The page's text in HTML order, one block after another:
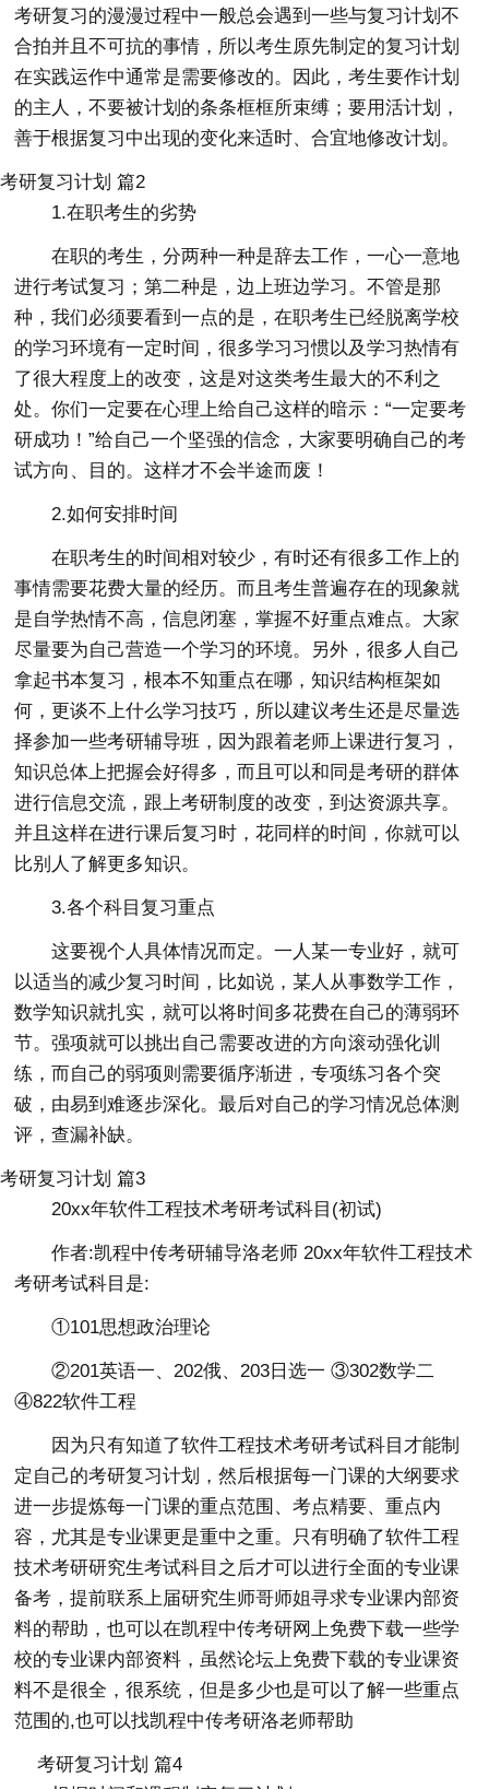
考研复习的漫漫过程中一般总会遇到一些与复习计划不
合拍并且不可抗的事情，所以考生原先制定的复习计划
在实践运作中通常是需要修改的。因此，考生要作计划
的主人，不要被计划的条条框框所束缚；要用活计划，
善于根据复习中出现的变化来适时、合宜地修改计划。
考研复习计划 篇2
1.在职考生的劣势
在职的考生，分两种一种是辞去工作，一心一意地
进行考试复习；第二种是，边上班边学习。不管是那
种，我们必须要看到一点的是，在职考生已经脱离学校
的学习环境有一定时间，很多学习习惯以及学习热情有
了很大程度上的改变，这是对这类考生最大的不利之
处。你们一定要在心理上给自己这样的暗示：“一定要考
研成功！”给自己一个坚强的信念，大家要明确自己的考
试方向、目的。这样才不会半途而废！
2.如何安排时间
在职考生的时间相对较少，有时还有很多工作上的
事情需要花费大量的经历。而且考生普遍存在的现象就
是自学热情不高，信息闭塞，掌握不好重点难点。大家
尽量要为自己营造一个学习的环境。另外，很多人自己
拿起书本复习，根本不知重点在哪，知识结构框架如
何，更谈不上什么学习技巧，所以建议考生还是尽量选
择参加一些考研辅导班，因为跟着老师上课进行复习，
知识总体上把握会好得多，而且可以和同是考研的群体
进行信息交流，跟上考研制度的改变，到达资源共享。
并且这样在进行课后复习时，花同样的时间，你就可以
比别人了解更多知识。
3.各个科目复习重点
这要视个人具体情况而定。一人某一专业好，就可
以适当的减少复习时间，比如说，某人从事数学工作，
数学知识就扎实，就可以将时间多花费在自己的薄弱环
节。强项就可以挑出自己需要改进的方向滚动强化训
练，而自己的弱项则需要循序渐进，专项练习各个突
破，由易到难逐步深化。最后对自己的学习情况总体测
评，查漏补缺。
考研复习计划 篇3
20xx年软件工程技术考研考试科目(初试)
作者:凯程中传考研辅导洛老师 20xx年软件工程技术
考研考试科目是:
①101思想政治理论
②201英语一、202俄、203日选一 ③302数学二
④822软件工程
因为只有知道了软件工程技术考研考试科目才能制
定自己的考研复习计划，然后根据每一门课的大纲要求
进一步提炼每一门课的重点范围、考点精要、重点内
容，尤其是专业课更是重中之重。只有明确了软件工程
技术考研研究生考试科目之后才可以进行全面的专业课
备考，提前联系上届研究生师哥师姐寻求专业课内部资
料的帮助，也可以在凯程中传考研网上免费下载一些学
校的专业课内部资料，虽然论坛上免费下载的专业课资
料不是很全，很系统，但是多少也是可以了解一些重点
范围的,也可以找凯程中传考研洛老师帮助
考研复习计划 篇4